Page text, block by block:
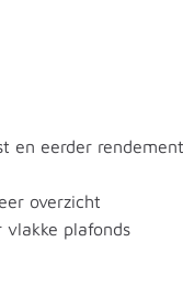
en eerder rendement
overzicht
plafonds